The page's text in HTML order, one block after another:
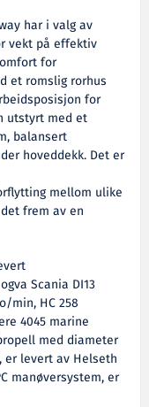
har i valg av
vekt på effektiv
for
et romslig rorhus
for
utstyrt med et
balansert
hoveddekk. Det er
mellom ulike
frem av en
Scania DI13
min, HC 258
4045 marine
med diameter
er levert av Helseth
manøversystem, er